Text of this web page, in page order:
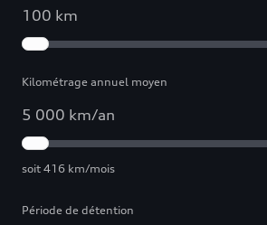
100 km
Kilométrage annuel moyen
5 000 km/an
soit 416 km/mois
Période de détention